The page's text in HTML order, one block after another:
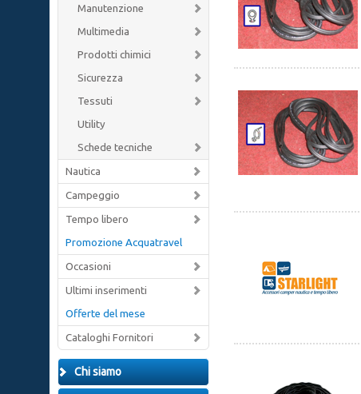
Manutenzione
Multimedia
Prodotti chimici
Sicurezza
Tessuti
Utility
Schede tecniche
Nautica
Campeggio
Tempo libero
Promozione Acquatravel
Occasioni
Ultimi inserimenti
Offerte del mese
Cataloghi Fornitori
Chi siamo